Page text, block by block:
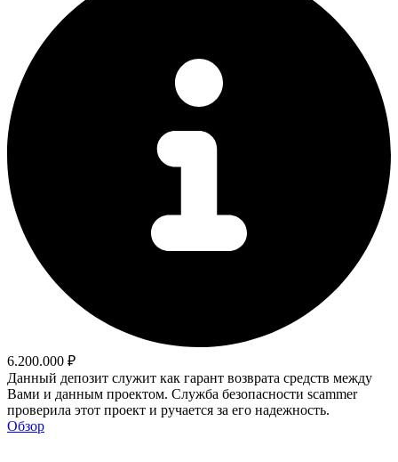
6.200.000 ₽
Данный депозит служит как гарант возврата средств между
Вами и данным проектом. Служба безопасности scammer
проверила этот проект и ручается за его надежность.
Обзор